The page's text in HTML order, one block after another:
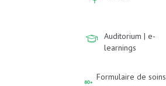
Auditorium | e-
learnings
Formulaire de soins